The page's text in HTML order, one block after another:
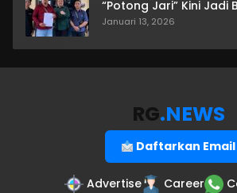
“Potong Jari” Kini Jadi
Januari 13, 2026
RG.NEWS
Daftarkan Email
Advertise Career